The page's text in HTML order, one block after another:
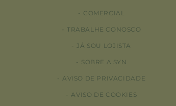
COMERCIAL
TRABALHE CONOSCO
JÁ SOU LOJISTA
SOBRE A SYN
AVISO DE PRIVACIDADE
AVISO DE COOKIES